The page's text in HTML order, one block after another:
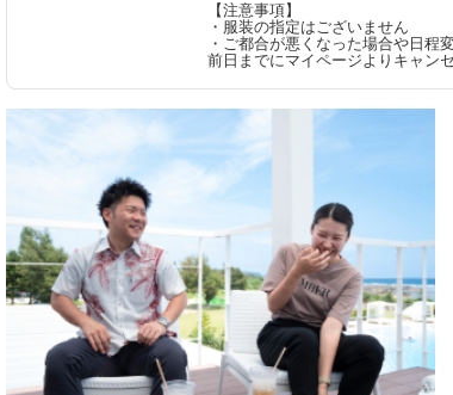
【注意事項】
・服装の指定はございません
・ご都合が悪くなった場合や日程
前日までにマイページよりキャン